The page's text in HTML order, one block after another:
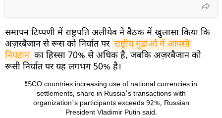
समापन टिप्पणी में राष्ट्रपति अलीयेव ने बैठक में खुलासा किया कि
अज़रबैजान से रूस को निर्यात पर राष्ट्रीय मुद्राओं में आपसी
निपटान का हिस्सा 70% से अधिक है, जबकि अज़रबैजान को
रूसी निर्यात पर यह लगभग 50% है।
❗️SCO countries increasing use of national currencies in
settlements, share in Russia's transactions with
organization's participants exceeds 92%, Russian
President Vladimir Putin said.